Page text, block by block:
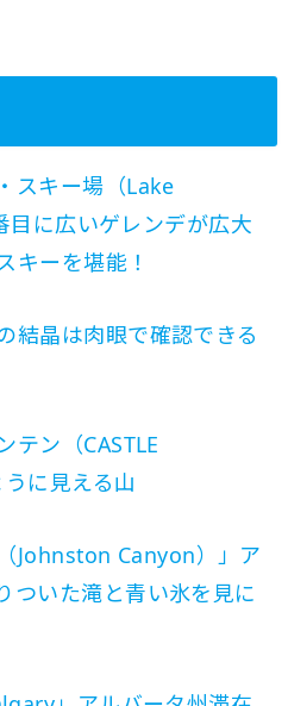
スキー場（Lake
に広いゲレンデが広大
キーを堪能！
結晶は肉眼で確認できる
テン（CASTLE
に見える山
Johnston Canyon）」ア
ついた滝と青い氷を見に